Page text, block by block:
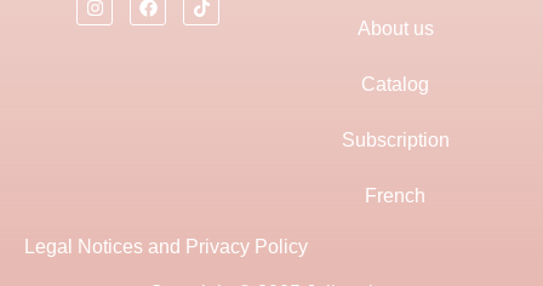
About us
Catalog
Subscription
French
Legal Notices and Privacy Policy